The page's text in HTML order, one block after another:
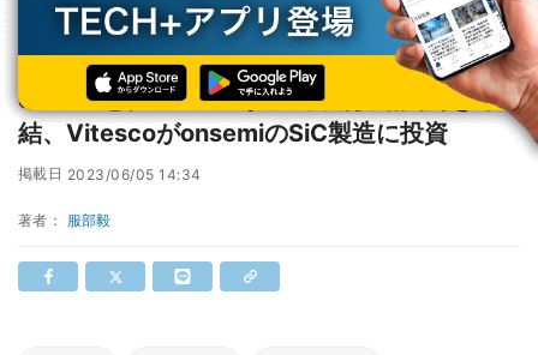
TECH+ テクノロジー
半導体
onsemiと独VitescoがSiC長期供給契約を締結、VitescoがonsemiのSiC製造に
onsemiと独VitescoがSiC長期供給契約を締
結、VitescoがonsemiのSiC製造に投資
掲載日 2023/06/05 14:34
著者： 服部毅